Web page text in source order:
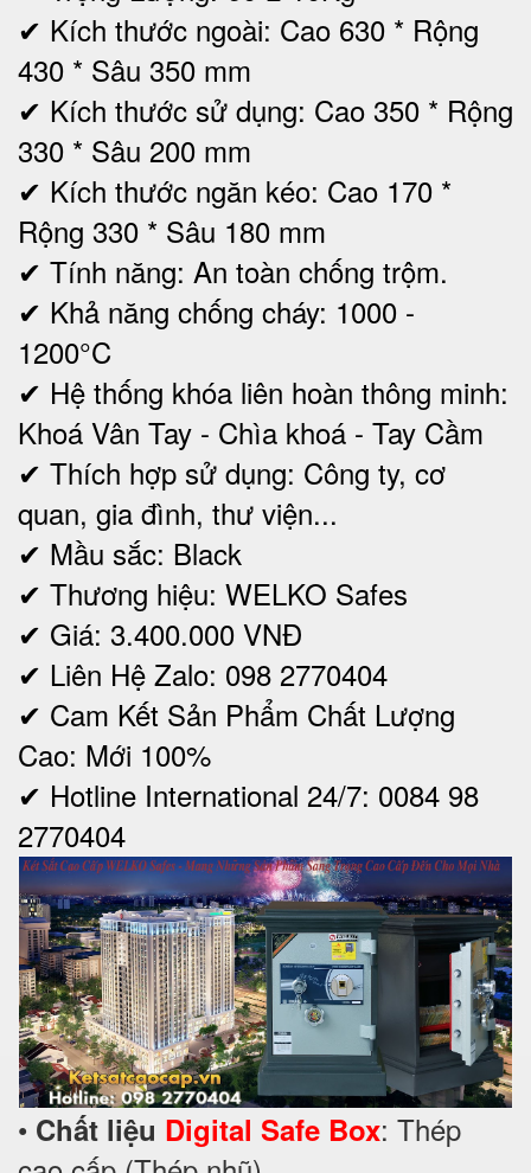
✔ Kích thước ngoài: Cao 630 * Rộng
430 * Sâu 350 mm
✔ Kích thước sử dụng: Cao 350 * Rộng
330 * Sâu 200 mm
✔ Kích thước ngăn kéo: Cao 170 *
Rộng 330 * Sâu 180 mm
✔ Tính năng: An toàn chống trộm.
✔ Khả năng chống cháy: 1000 -
1200°C
✔ Hệ thống khóa liên hoàn thông minh:
Khoá Vân Tay - Chìa khoá - Tay Cầm
✔ Thích hợp sử dụng: Công ty, cơ
quan, gia đình, thư viện...
✔ Mầu sắc: Black
✔ Thương hiệu: WELKO Safes
✔ Giá: 3.400.000 VNĐ
✔ Liên Hệ Zalo: 098 2770404
✔ Cam Kết Sản Phẩm Chất Lượng
Cao: Mới 100%
✔ Hotline International 24/7: 0084 98
2770404
• Chất liệu Digital Safe Box: Thép